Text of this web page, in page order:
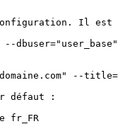
Il est
--
--
défaut :
fr_FR